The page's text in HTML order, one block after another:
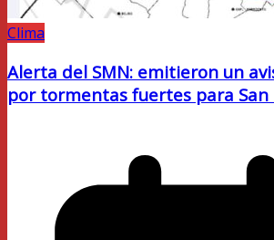
Clima
Alerta del SMN: emitieron un
por tormentas fuertes para San